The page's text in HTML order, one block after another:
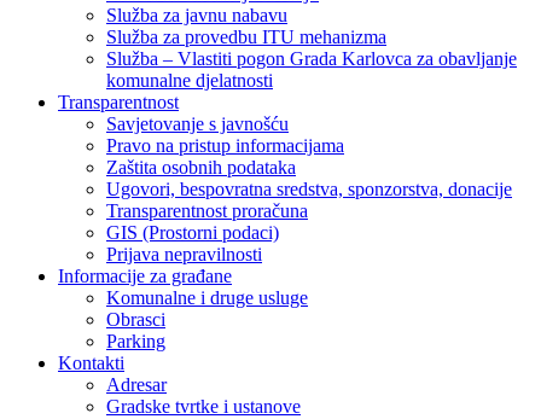
Služba za javnu nabavu
Služba za provedbu ITU mehanizma
Služba – Vlastiti pogon Grada Karlovca za obavljanje
komunalne djelatnosti
Transparentnost
Savjetovanje s javnošću
Pravo na pristup informacijama
Zaštita osobnih podataka
Ugovori, bespovratna sredstva, sponzorstva, donacije
Transparentnost proračuna
GIS (Prostorni podaci)
Prijava nepravilnosti
Informacije za građane
Komunalne i druge usluge
Obrasci
Parking
Kontakti
Adresar
Gradske tvrtke i ustanove